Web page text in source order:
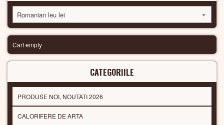
Romanian leu lei
Cart empty
CATEGORIILE
PRODUSE NOI, NOUTATI 2026
CALORIFERE DE ARTA